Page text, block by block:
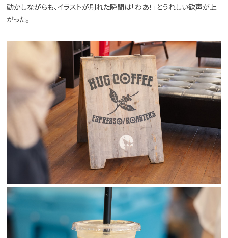
動かしながらも、イラストが刷れた瞬間は「わあ！」とうれしい歓声が上
がった。